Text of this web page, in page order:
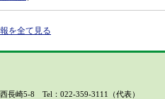
を全て見る
長崎5-8 Tel：022-359-3111（代表）